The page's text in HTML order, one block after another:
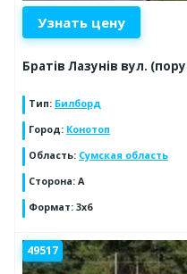
Узнать цену
Братів Лазунів вул.
Тип: Билборд
Город: Конотоп
Область: Сумская область
Сторона: А
Формат: 3х6
49517